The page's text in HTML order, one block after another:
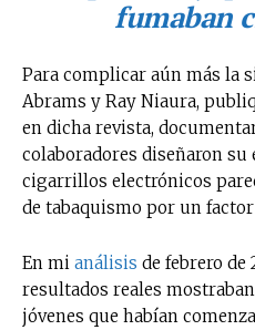
fumaban
Para complicar aún más la
Abrams y Ray Niaura,
en dicha revista,
colaboradores diseñaron su
cigarrillos electrónicos
de tabaquismo por un factor
En mi análisis de febrero de
resultados reales
jóvenes que habían